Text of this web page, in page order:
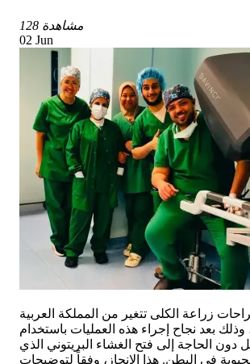
128 مشاهدة
02 Jun
زراعة الكلى تتغير من المملكة العربية
وذلك بعد نجاح إجراء هذه العمليات باستخدام
دون الحاجة إلى فتح الغشاء البريتوني الذي
في البطن. هذا الإنجاز، وفقاً لتوضيحات